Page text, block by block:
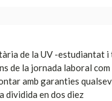
de la UV -estudiantat
de la jornada laboral
amb garanties
dividida en dos diez